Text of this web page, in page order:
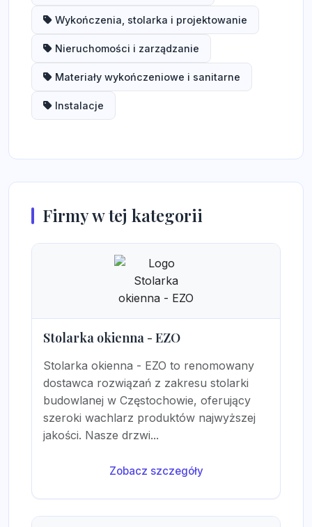
Wykończenia, stolarka i projektowanie
Nieruchomości i zarządzanie
Materiały wykończeniowe i sanitarne
Instalacje
Firmy w tej kategorii
Stolarka okienna - EZO
Stolarka okienna - EZO to renomowany
dostawca rozwiązań z zakresu stolarki
budowlanej w Częstochowie, oferujący
szeroki wachlarz produktów najwyższej
jakości. Nasze drzwi...
Zobacz szczegóły